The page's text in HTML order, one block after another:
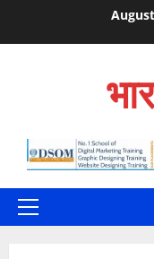
Primary